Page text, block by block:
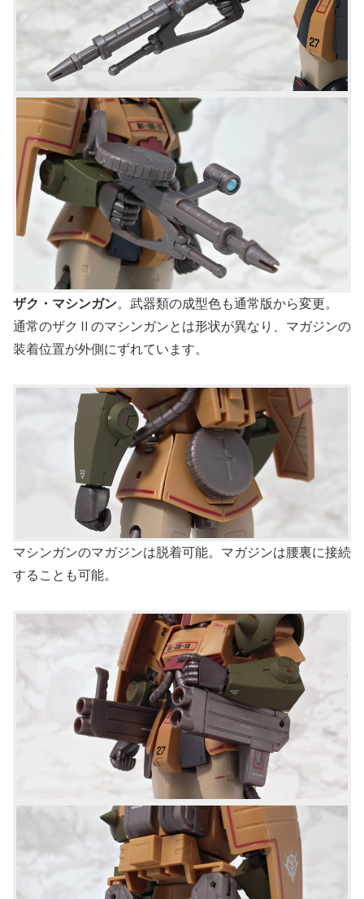
ザク・マシンガン。武器類の成型色も通常版から変更。
通常のザクⅡのマシンガンとは形状が異なり、マガジンの
装着位置が外側にずれています。
マシンガンのマガジンは脱着可能。マガジンは腰裏に接続
することも可能。